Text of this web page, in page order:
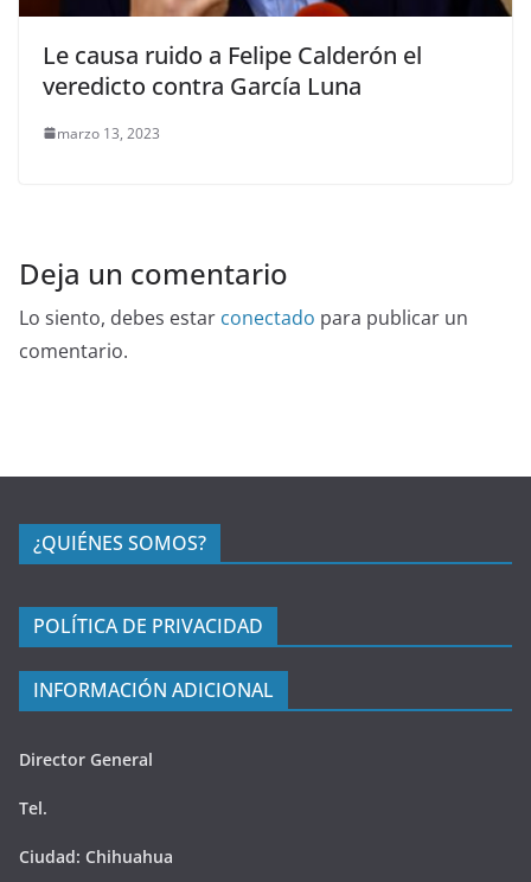
Le causa ruido a Felipe Calderón el
veredicto contra García Luna
marzo 13, 2023
Deja un comentario
Lo siento, debes estar conectado para publicar un
comentario.
¿QUIÉNES SOMOS?
POLÍTICA DE PRIVACIDAD
INFORMACIÓN ADICIONAL
Director General
Tel.
Ciudad: Chihuahua